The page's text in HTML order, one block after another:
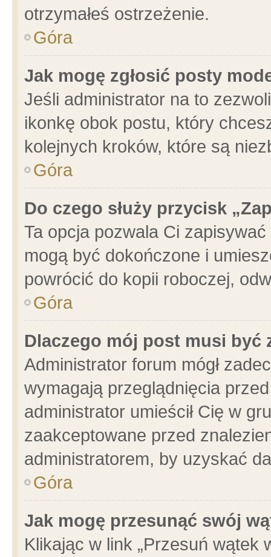
otrzymałeś ostrzeżenie.
Góra
Jak mogę zgłosić posty
Jeśli administrator na to
ikonkę obok postu, który
kolejnych kroków, które są
Góra
Do czego służy przycisk
Ta opcja pozwala Ci
mogą być dokończone i
powrócić do kopii roboczej,
Góra
Dlaczego mój post musi być
Administrator forum mógł
wymagają przeglądnięcia
administrator umieścił Cię w
zaakceptowane przed
administratorem, by uzyskać
Góra
Jak mogę przesunąć swój
Klikając w link „Przesuń wątek